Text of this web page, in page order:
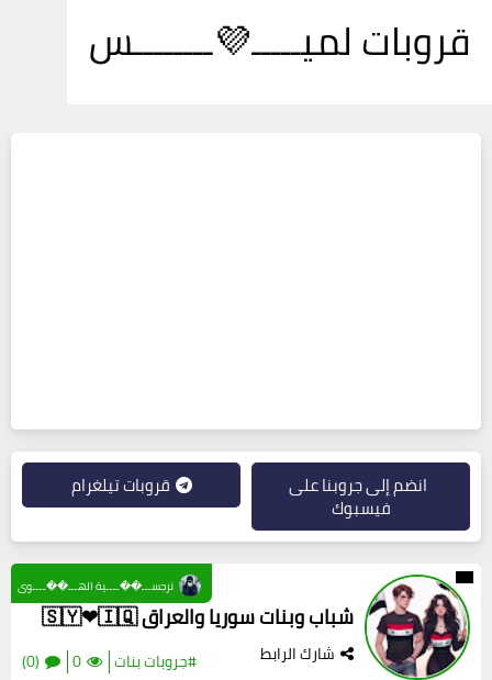
قروبات لميـــــ💜ــــــــس
انضم إلى جروبنا على
فيسبوك
قروبات تيلغرام
شباب وبنات سوريا والعراق 🇸🇾❤🇮🇶
شارك الرابط #جروبات بنات 0
(0)
نرجســـ��ــــية الهـــ��ــــوى